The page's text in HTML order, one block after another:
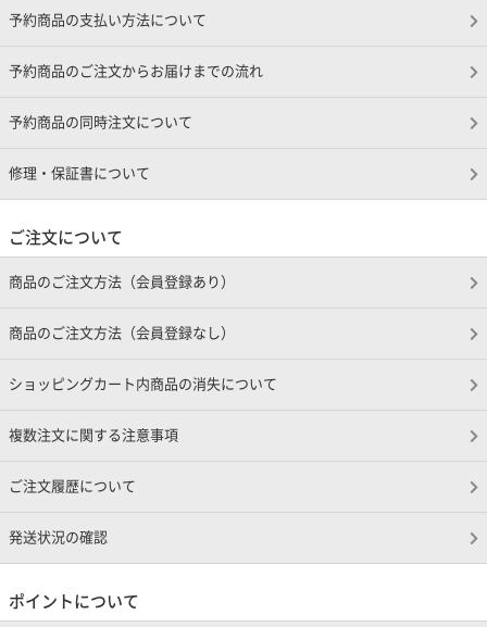
予約商品の支払い方法について
予約商品のご注文からお届けまでの流れ
予約商品の同時注文について
修理・保証書について
ご注文について
商品のご注文方法（会員登録あり）
商品のご注文方法（会員登録なし）
ショッピングカート内商品の消失について
複数注文に関する注意事項
ご注文履歴について
発送状況の確認
ポイントについて